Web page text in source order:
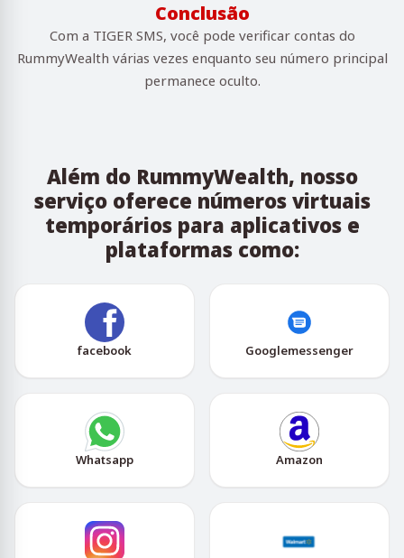
Conclusão
Com a TIGER SMS, você pode verificar contas do
RummyWealth várias vezes enquanto seu número principal
permanece oculto.
Além do RummyWealth, nosso
serviço oferece números virtuais
temporários para aplicativos e
plataformas como:
facebook Googlemessenger
Whatsapp Amazon